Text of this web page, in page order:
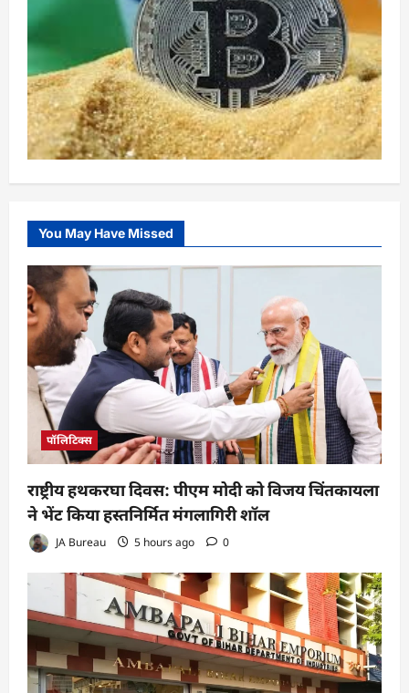
You May Have Missed
पॉलिटिक्स
राष्ट्रीय हथकरघा दिवस: पीएम मोदी को विजय चिंतकायला
ने भेंट किया हस्तनिर्मित मंगलागिरी शॉल
JA Bureau 5 hours ago 0